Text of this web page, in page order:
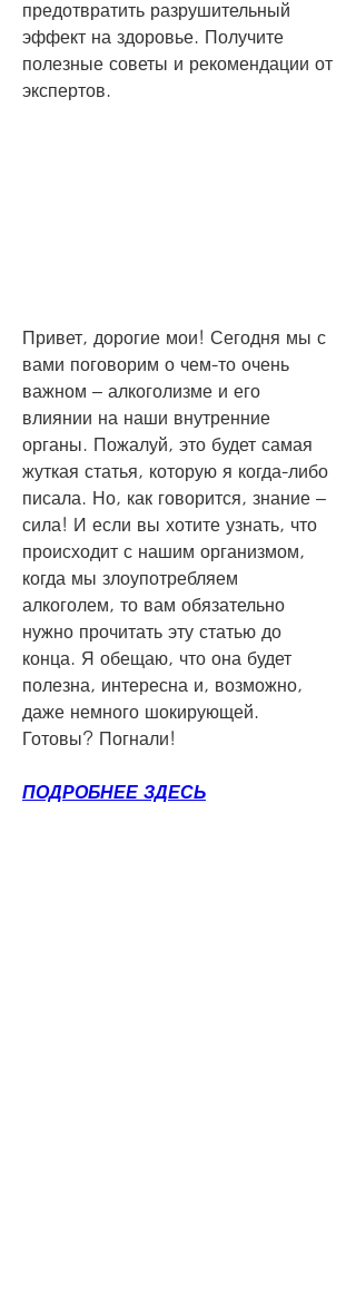
предотвратить разрушительный
эффект на здоровье. Получите
полезные советы и рекомендации от
экспертов.
Привет, дорогие мои! Сегодня мы с
вами поговорим о чем-то очень
важном – алкоголизме и его
влиянии на наши внутренние
органы. Пожалуй, это будет самая
жуткая статья, которую я когда-либо
писала. Но, как говорится, знание –
сила! И если вы хотите узнать, что
происходит с нашим организмом,
когда мы злоупотребляем
алкоголем, то вам обязательно
нужно прочитать эту статью до
конца. Я обещаю, что она будет
полезна, интересна и, возможно,
даже немного шокирующей.
Готовы? Погнали!
ПОДРОБНЕЕ ЗДЕСЬ